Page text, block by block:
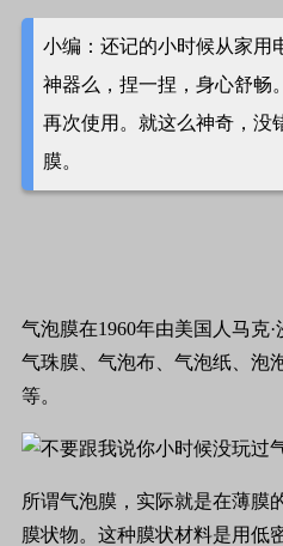
小编：还记的小时候从家用
神器么，捏一捏，身心舒畅
再次使用。就这么神奇，没
膜。
气泡膜在1960年由美国人马克·
气珠膜、气泡布、气泡纸、泡
等。
所谓气泡膜，实际就是在薄膜
膜状物。这种膜状材料是用低